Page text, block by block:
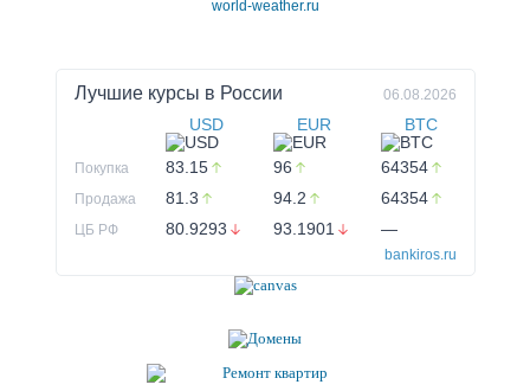
world-weather.ru
Лучшие курсы в России 06.08.2026
USD EUR BTC
Покупка 83.15 96 64354
Продажа 81.3 94.2 64354
ЦБ РФ 80.9293 93.1901 —
bankiros.ru